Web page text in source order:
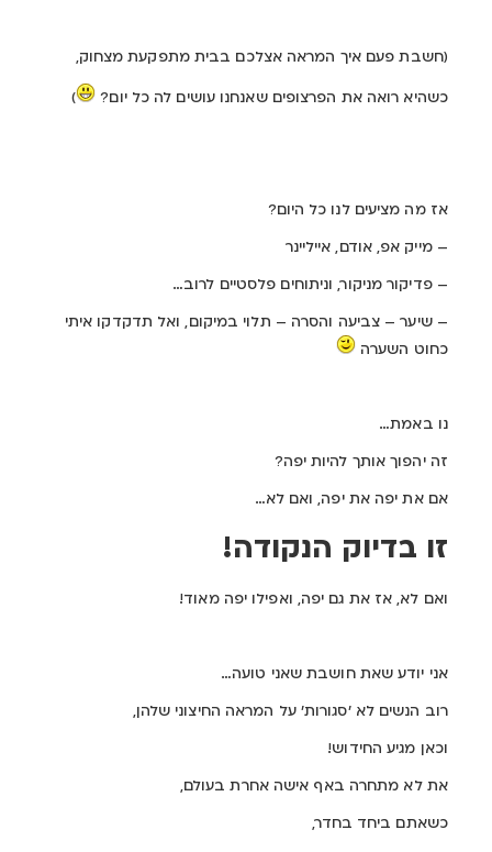
(חשבת פעם איך המראה אצלכם בבית מתפקעת מצחוק,
כשהיא רואה את הפרצופים שאנחנו עושים לה כל יום? )
אז מה מציעים לנו כל היום?
– מייק אפ, אודם, אייליינר
– פדיקור מניקור, וניתוחים פלסטיים לרוב…
– שיער – צביעה והסרה – תלוי במיקום, ואל תדקדקו איתי
כחוט השערה
נו באמת…
זה יהפוך אותך להיות יפה?
אם את יפה את יפה, ואם לא…
זו בדיוק הנקודה!
ואם לא, אז את גם יפה, ואפילו יפה מאוד!
אני יודע שאת חושבת שאני טועה…
רוב הנשים לא 'סגורות' על המראה החיצוני שלהן,
וכאן מגיע החידוש!
את לא מתחרה באף אישה אחרת בעולם,
כשאתם ביחד בחדר,